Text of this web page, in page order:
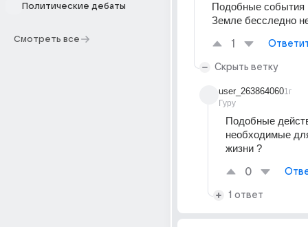
Политические дебаты
Смотреть все
Подобные события
Земле бесследно
1
Скрыть ветку
user_263864060
Гуру
1г
Подобные
необходимые
жизни ?
0
1 ответ